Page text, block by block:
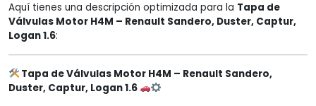
Aquí tienes una descripción optimizada para la Tapa de
Válvulas Motor H4M – Renault Sandero, Duster, Captur,
Logan 1.6:
Tapa de Válvulas Motor H4M – Renault Sandero,
Duster, Captur, Logan 1.6